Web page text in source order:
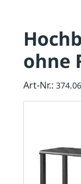
ohne
Art-Nr.: